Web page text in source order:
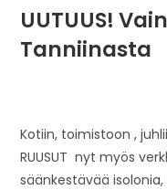
UUTUUS!
Tanniinasta
Kotiin, toimistoon ,
RUUSUT nyt myös
säänkestävää